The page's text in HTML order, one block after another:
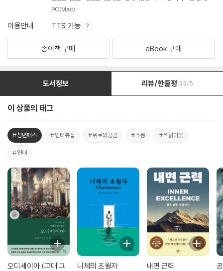
PC(Mac)
이용안내 TTS 가능
종이책 구매 eBook 구매
도서정보 리뷰/한줄평 33/5
이 상품의 태그
#청년패스 #인터뷰집 #위로와공감 #소통 #책읽아웃
#연대
오디세이아 (고대 그
니체의 초월자 내면 근력